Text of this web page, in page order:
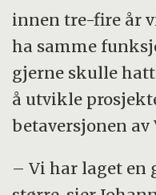
innen tre-fire år
ha samme
gjerne skulle
å utvikle
betaversjonen
– Vi har laget en